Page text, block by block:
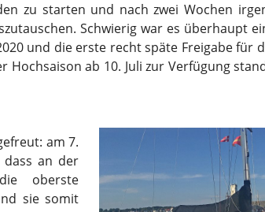
zu starten und nach zwei Wochen
Schwierig war es überhaupt
und die erste recht späte Freigabe für
Hochsaison ab 10. Juli zur Verfügung
am 7.
dass an der
oberste
sie somit